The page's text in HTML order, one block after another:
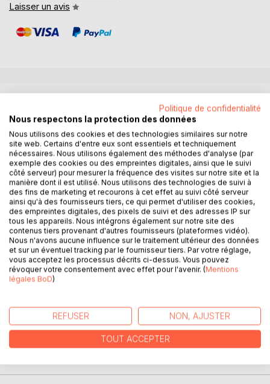
Laisser un avis
Ce livre parle de science. Pas seulement des
connaissances que nous apporte la démarche scientifique,
mais également de ce qu'est, au juste, cette démarche. En
douze chapitres, nous passerons en revue différents
aspects de la façon dont nous avons entrepris, malgré les
limites de nos sens, de comprendre le monde qui nous
entoure, en abordant à chaque fois un domaine différent,
dans le but de parvenir à comprendre l'édifice dans son
ensemble. Cinéma, physique, mathématiques, sociologie,
biologie, astronomie, médecine, zététique, histoire et
informatique seront autant d'étapes pour nous permettre
d'appréhender tous les aspects de cette chose curieuse
(dans tous les sens du terme !) qu'est la science ; et nous
démarche, ainsi que d'en fixer les contours et les enjeux.
Un voyage qui peut s'avérer aussi utile qu'intéressant...
Politique de confidentialité
Nous respectons la protection des données
Nous utilisons des cookies et des technologies similaires sur notre
site web. Certains d'entre eux sont essentiels et techniquement
nécessaires. Nous utilisons également des méthodes d'analyse (par
exemple des cookies ou des empreintes digitales, ainsi que le suivi
côté serveur) pour mesurer la fréquence des visites sur notre site et la
manière dont il est utilisé. Nous utilisons des technologies de suivi à
des fins de marketing et recourons à cet effet au suivi côté serveur
ainsi qu'à des fournisseurs tiers, ce qui permet d'utiliser des cookies,
des empreintes digitales, des pixels de suivi et des adresses IP sur
tous les appareils. Nous intégrons également sur notre site des
contenus tiers provenant d'autres fournisseurs (plateformes vidéo).
Nous n'avons aucune influence sur le traitement ultérieur des données
et sur un éventuel tracking par le fournisseur tiers. Par votre réglage,
vous acceptez les processus décrits ci-dessus. Vous pouvez
révoquer votre consentement avec effet pour l'avenir. (Mentions
légales BoD)
REFUSER NON, AJUSTER
TOUT ACCEPTER